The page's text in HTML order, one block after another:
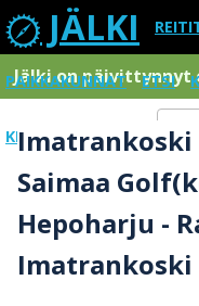
JÄLKI
PAIKKAKUNNAT ETSI
KIRJAUDU SISÄÄN
Jälki on päivittynnyt
Imatrankoski
Saimaa
Hepoharju -
Imatrankoski